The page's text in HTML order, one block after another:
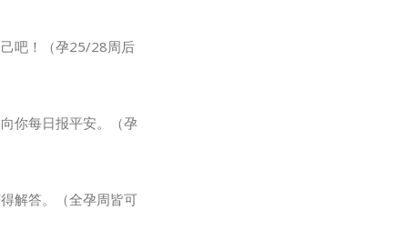
吧！（孕25/28周后
你每日报平安。（孕
解答。（全孕周皆可